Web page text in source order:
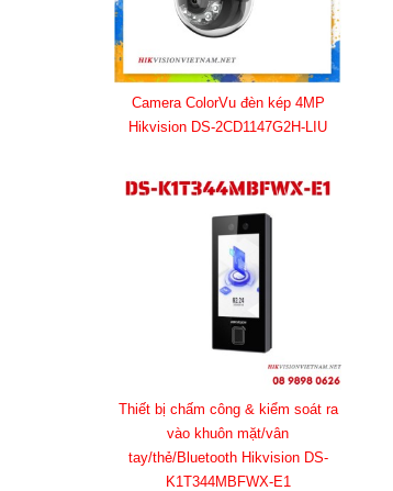
Camera ColorVu đèn kép 4MP
Hikvision DS-2CD1147G2H-LIU
Thiết bị chấm công & kiểm soát ra
vào khuôn mặt/vân
tay/thẻ/Bluetooth Hikvision DS-
K1T344MBFWX-E1